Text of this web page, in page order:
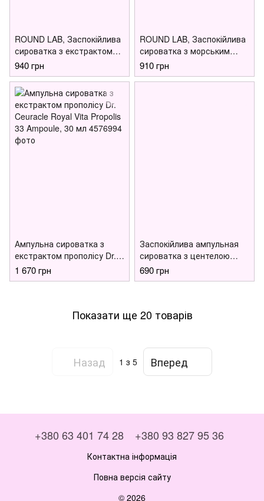
ROUND LAB, Заспокійлива
сироватка з екстрактом
голок сосни, Pine Calming
Cica Ampoule 30 ml
940 грн
ROUND LAB, Заспокійлива
сироватка з морським
полином, Mugwort Calming
Serum 50 ml
910 грн
Ампульна сироватка з
екстрактом прополісу Dr.
Ceuracle Royal Vita Propolis
33 Ampoule, 30 мл
1 670 грн
Заспокійлива ампульная
сироватка з центелою
Needly Cicachid Soothing
Ampoule, 30 мл
690 грн
Показати ще 20 товарів
Назад 1 з 5 Вперед
+380 63 401 74 28 +380 93 827 95 36
Контактна інформація
Повна версія сайту
© 2026